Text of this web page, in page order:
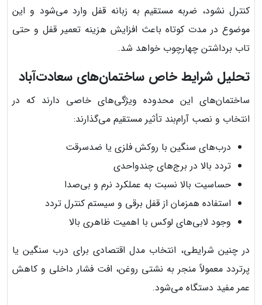
کنترل نشود، ضربه مستقیم به زبانه قفل وارد می‌شود و این
موضوع در مدت کوتاه باعث افزایش هزینه تعمیر قفل و حتی
تاب برداشتن چهارچوب خواهد شد.
تحلیل شرایط خاص ساختمان‌های سعادت‌آباد
ساختمان‌های این محدوده ویژگی‌های خاصی دارند که در
انتخاب و نصب آرام‌بند تأثیر مستقیم می‌گذارند:
درب‌های سنگین با روکش فلزی یا ضدسرقت
تردد بالا در برج‌های چندواحدی
حساسیت بالا نسبت به عملکرد نرم و بی‌صدا
استفاده همزمان از قفل برقی و سیستم کنترل تردد
وجود لابی‌های لوکس با اهمیت ظاهری بالا
در چنین شرایطی، انتخاب مدل اقتصادی برای درب سنگین یا
پرتردد معمولاً منجر به نشتی روغن، افت فشار داخلی و کاهش
عمر مفید دستگاه می‌شود.